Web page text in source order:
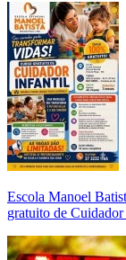
Escola Manoel
gratuito de